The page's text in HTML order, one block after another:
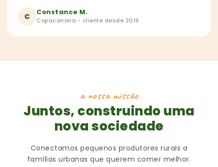
C Constance M.
Copacanana - cliente desde 2019
a nossa missão
Juntos, construindo uma
nova sociedade
Conectamos pequenos produtores rurais a
famílias urbanas que querem comer melhor.